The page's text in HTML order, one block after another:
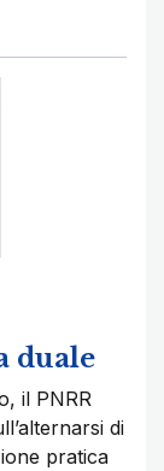
duale
il PNRR
di
pratica